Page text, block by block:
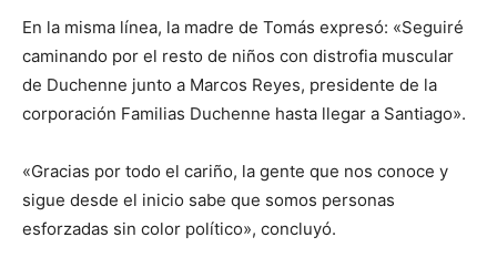
En la misma línea, la madre de Tomás expresó: «Seguiré
caminando por el resto de niños con distrofia muscular
de Duchenne junto a Marcos Reyes, presidente de la
corporación Familias Duchenne hasta llegar a Santiago».
«Gracias por todo el cariño, la gente que nos conoce y
sigue desde el inicio sabe que somos personas
esforzadas sin color político», concluyó.